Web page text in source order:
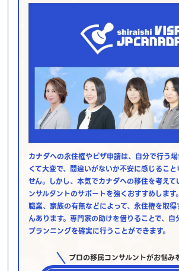
カナダへの永住権やビザ申請は、自分で行う
くて大変で、間違いがないか不安に感じるこ
せん。しかし、本気でカナダへの移住を考え
ンサルタントのサポートを強くおすすめします
職業、家族の有無などによって、永住権を取
んあります。専門家の助けを借りることで、自
プランニングを確実に行うことができます。
プロの移民コンサルントがお悩み